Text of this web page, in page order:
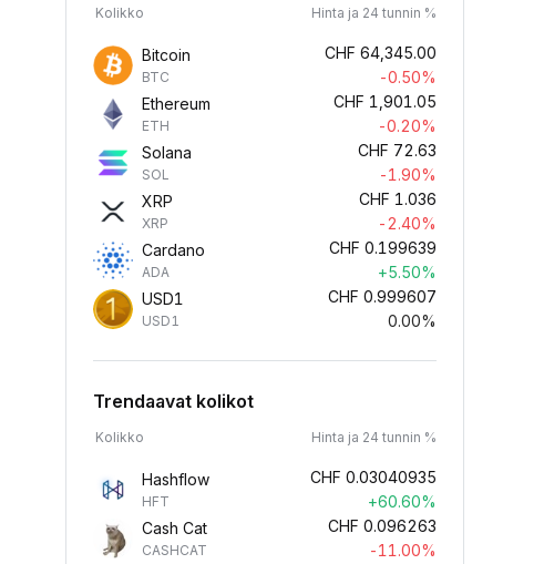
Kolikko Hinta ja 24 tunnin %
Bitcoin
BTC
CHF 64,345.00
-0.50%
Ethereum
ETH
CHF 1,901.05
-0.20%
Solana
SOL
CHF 72.63
-1.90%
XRP
XRP
CHF 1.036
-2.40%
Cardano
ADA
CHF 0.199639
+5.50%
USD1
USD1
CHF 0.999607
0.00%
Trendaavat kolikot
Kolikko Hinta ja 24 tunnin %
Hashflow
HFT
CHF 0.03040935
+60.60%
Cash Cat
CASHCAT
CHF 0.096263
-11.00%